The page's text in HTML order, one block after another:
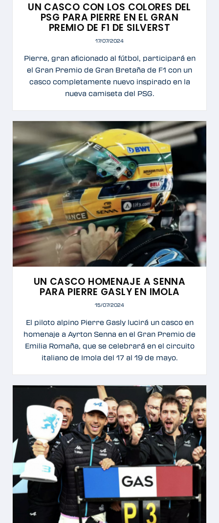
UN CASCO CON LOS COLORES DEL
PSG PARA PIERRE EN EL GRAN
PREMIO DE F1 DE SILVERST
17/07/2024
Pierre, gran aficionado al fútbol, participará en
el Gran Premio de Gran Bretaña de F1 con un
casco completamente nuevo inspirado en la
nueva camiseta del PSG.
UN CASCO HOMENAJE A SENNA
PARA PIERRE GASLY EN IMOLA
15/07/2024
El piloto alpino Pierre Gasly lucirá un casco en
homenaje a Ayrton Senna en el Gran Premio de
Emilia Romaña, que se celebrará en el circuito
italiano de Imola del 17 al 19 de mayo.